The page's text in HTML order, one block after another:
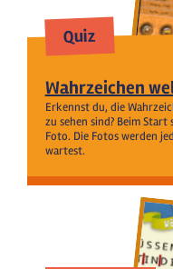
Quiz
Wahrzeichen
Erkennst du, die
zu sehen sind? Beim
Foto. Die Fotos werden
wartest.